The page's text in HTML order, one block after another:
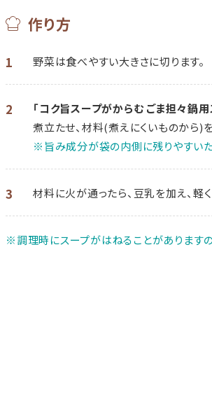
作り方
1 野菜は食べやすい大きさに切ります。
2
「コク旨スープがからむ ごま担々鍋用
煮立たせ、材料(煮えにくいものから)
※旨み成分が袋の内側に残りやすいた
3 材料に火が通ったら、豆乳を加え、軽
※調理時にスープがはねることがありますの